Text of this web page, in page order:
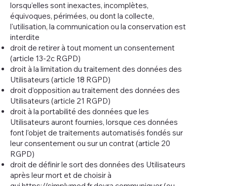
lorsqu’elles sont inexactes, incomplètes,
équivoques, périmées, ou dont la collecte,
l'utilisation, la communication ou la conservation est
interdite
droit de retirer à tout moment un consentement
(article 13-2c RGPD)
droit à la limitation du traitement des données des
Utilisateurs (article 18 RGPD)
droit d’opposition au traitement des données des
Utilisateurs (article 21 RGPD)
droit à la portabilité des données que les
Utilisateurs auront fournies, lorsque ces données
font l’objet de traitements automatisés fondés sur
leur consentement ou sur un contrat (article 20
RGPD)
droit de définir le sort des données des Utilisateurs
après leur mort et de choisir à